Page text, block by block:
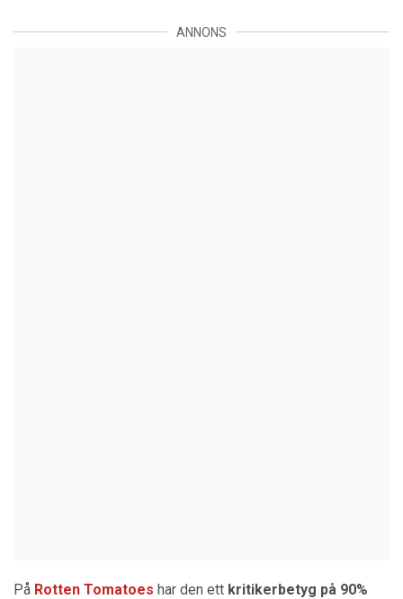
ANNONS
På Rotten Tomatoes har den ett kritikerbetyg på 90%